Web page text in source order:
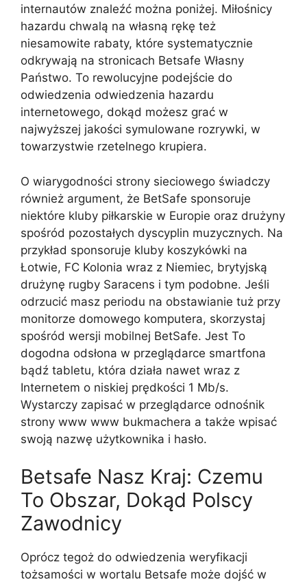
internautów znaleźć można poniżej. Miłośnicy
hazardu chwalą na własną rękę też
niesamowite rabaty, które systematycznie
odkrywają na stronicach Betsafe Własny
Państwo. To rewolucyjne podejście do
odwiedzenia odwiedzenia hazardu
internetowego, dokąd możesz grać w
najwyższej jakości symulowane rozrywki, w
towarzystwie rzetelnego krupiera.
O wiarygodności strony sieciowego świadczy
również argument, że BetSafe sponsoruje
niektóre kluby piłkarskie w Europie oraz drużyny
spośród pozostałych dyscyplin muzycznych. Na
przykład sponsoruje kluby koszykówki na
Łotwie, FC Kolonia wraz z Niemiec, brytyjską
drużynę rugby Saracens i tym podobne. Jeśli
odrzucić masz periodu na obstawianie tuż przy
monitorze domowego komputera, skorzystaj
spośród wersji mobilnej BetSafe. Jest To
dogodna odsłona w przeglądarce smartfona
bądź tabletu, która działa nawet wraz z
Internetem o niskiej prędkości 1 Mb/s.
Wystarczy zapisać w przeglądarce odnośnik
strony www www bukmachera a także wpisać
swoją nazwę użytkownika i hasło.
Betsafe Nasz Kraj: Czemu
To Obszar, Dokąd Polscy
Zawodnicy
Oprócz tegoż do odwiedzenia weryfikacji
tożsamości w wortalu Betsafe może dojść w